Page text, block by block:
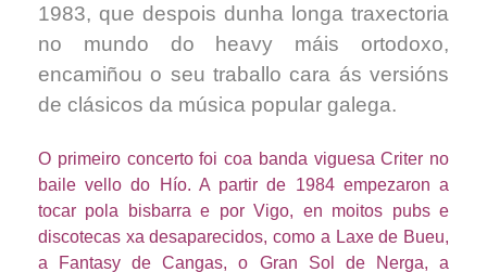
1983, que despois dunha longa traxectoria
no mundo do heavy máis ortodoxo,
encamiñou o seu traballo cara ás versións
de clásicos da música popular galega.
O primeiro concerto foi coa banda viguesa Criter no
baile vello do Hío. A partir de 1984 empezaron a
tocar pola bisbarra e por Vigo, en moitos pubs e
discotecas xa desaparecidos, como a Laxe de Bueu,
a Fantasy de Cangas, o Gran Sol de Nerga, a